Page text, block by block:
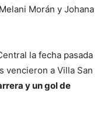
Morán y Johana
la fecha pasada
vencieron a Villa San
y un gol de